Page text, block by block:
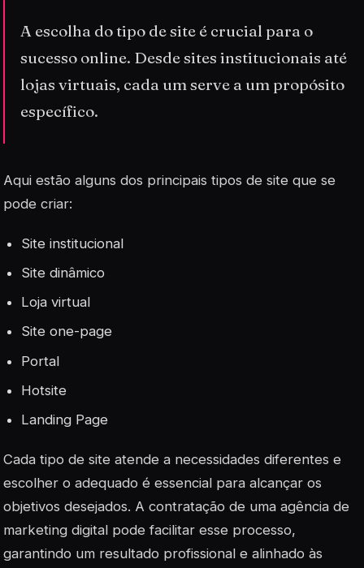
A escolha do tipo de site é crucial para o
sucesso online. Desde sites institucionais até
lojas virtuais, cada um serve a um propósito
específico.
Aqui estão alguns dos principais tipos de site que se
pode criar:
Site institucional
Site dinâmico
Loja virtual
Site one-page
Portal
Hotsite
Landing Page
Cada tipo de site atende a necessidades diferentes e
escolher o adequado é essencial para alcançar os
objetivos desejados. A contratação de uma agência de
marketing digital pode facilitar esse processo,
garantindo um resultado profissional e alinhado às